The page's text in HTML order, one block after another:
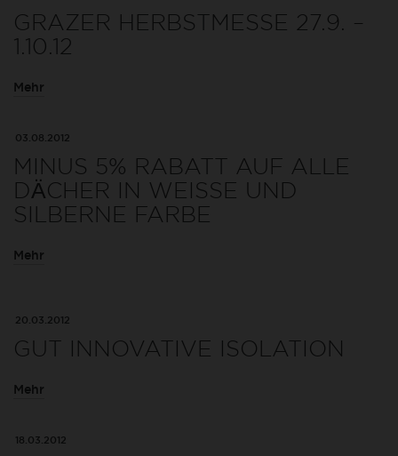
GRAZER HERBSTMESSE 27.9. –
1.10.12
Mehr
03.08.2012
MINUS 5% RABATT AUF ALLE
DÄCHER IN WEISSE UND
SILBERNE FARBE
Mehr
20.03.2012
GUT INNOVATIVE ISOLATION
Mehr
18.03.2012